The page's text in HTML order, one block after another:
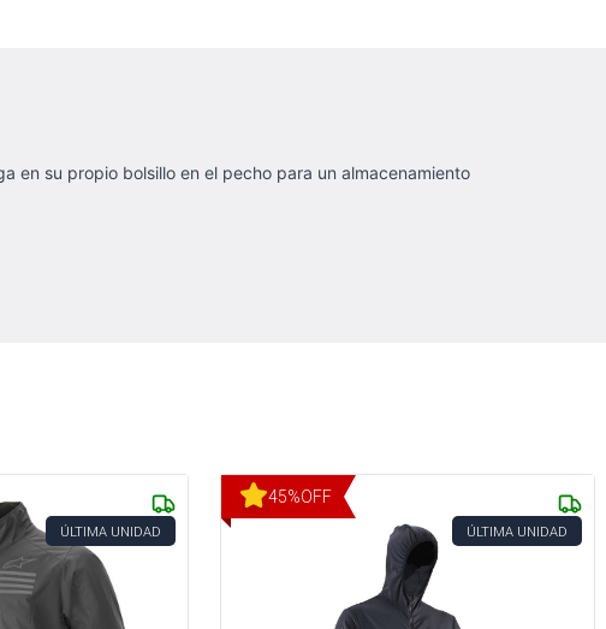
en su propio bolsillo en el pecho para un almacenamiento
ÚLTIMA UNIDAD
45%OFF
ÚLTIMA UNIDAD